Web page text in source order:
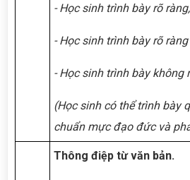
- Học sinh trình bày rõ
- Học sinh trình bày rõ
- Học sinh trình bày không
(Học sinh có thể trình bày
chuẩn mực đạo đức và
Thông điệp từ văn bản.